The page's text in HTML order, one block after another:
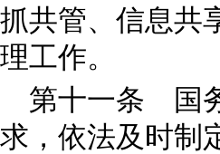
抓共管、信息共
理工作。
第十一条 国
求，依法及时制